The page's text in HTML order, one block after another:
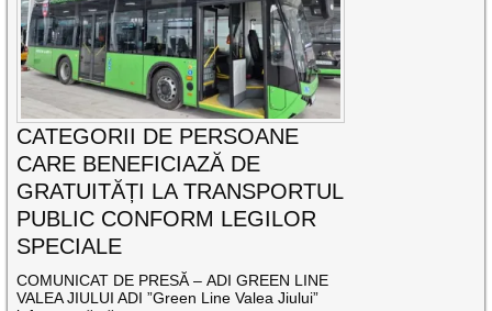
CATEGORII DE PERSOANE
CARE BENEFICIAZĂ DE
GRATUITĂȚI LA TRANSPORTUL
PUBLIC CONFORM LEGILOR
SPECIALE
COMUNICAT DE PRESĂ – ADI GREEN LINE
VALEA JIULUI ADI ”Green Line Valea Jiului”